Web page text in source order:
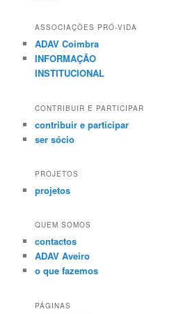
ASSOCIAÇÕES PRÓ-VIDA
ADAV Coimbra
INFORMAÇÃO
INSTITUCIONAL
CONTRIBUIR E PARTICIPAR
contribuir e participar
ser sócio
PROJETOS
projetos
QUEM SOMOS
contactos
ADAV Aveiro
o que fazemos
PÁGINAS